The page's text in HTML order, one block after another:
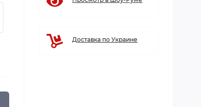
Доставка по Украине